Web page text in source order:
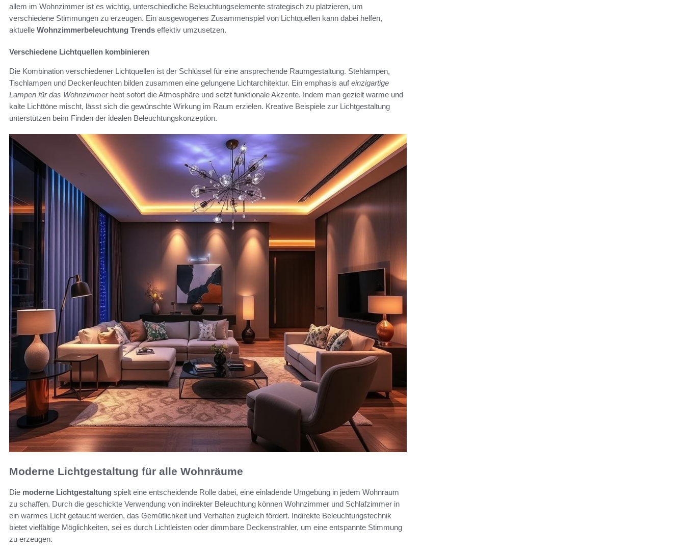
allem im Wohnzimmer ist es wichtig, unterschiedliche Beleuchtungselemente strategisch zu platzieren, um
verschiedene Stimmungen zu erzeugen. Ein ausgewogenes Zusammenspiel von Lichtquellen kann dabei helfen,
aktuelle Wohnzimmerbeleuchtung Trends effektiv umzusetzen.
Verschiedene Lichtquellen kombinieren
Die Kombination verschiedener Lichtquellen ist der Schlüssel für eine ansprechende Raumgestaltung. Stehlampen,
Tischlampen und Deckenleuchten bilden zusammen eine gelungene Lichtarchitektur. Ein emphasis aufeinzigartige
Lampen für das Wohnzimmerhebt sofort die Atmosphäre und setzt funktionale Akzente. Indem man gezielt warme und
kalte Lichttöne mischt, lässt sich die gewünschte Wirkung im Raum erzielen. Kreative Beispiele zur Lichtgestaltung
unterstützen beim Finden der idealen Beleuchtungskonzeption.
Moderne Lichtgestaltung für alle Wohnräume
Die moderne Lichtgestaltung spielt eine entscheidende Rolle dabei, eine einladende Umgebung in jedem Wohnraum
zu schaffen. Durch die geschickte Verwendung von indirekter Beleuchtung können Wohnzimmer und Schlafzimmer in
ein warmes Licht getaucht werden, das Gemütlichkeit und Verhalten zugleich fördert. Indirekte Beleuchtungstechnik
bietet vielfältige Möglichkeiten, sei es durch Lichtleisten oder dimmbare Deckenstrahler, um eine entspannte Stimmung
zu erzeugen.